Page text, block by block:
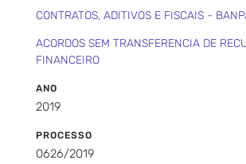
CONTRATOS, ADITIVOS E FISCAIS -
ACORDOS SEM TRANSFERENCIA DE
FINANCEIRO
ANO
2019
PROCESSO
0626/2019